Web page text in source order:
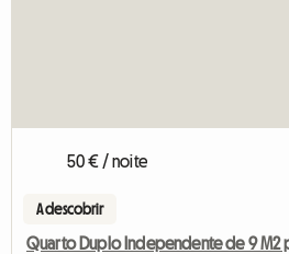
50 € / noite
A descobrir
Quarto Duplo Independente de 9 M2